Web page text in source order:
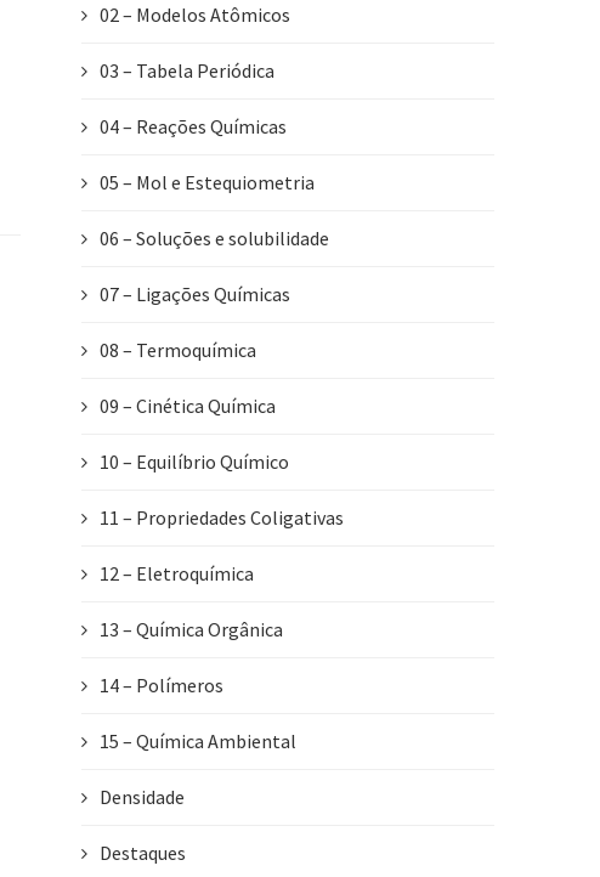
02 – Modelos Atômicos
03 – Tabela Periódica
04 – Reações Químicas
05 – Mol e Estequiometria
06 – Soluções e solubilidade
07 – Ligações Químicas
08 – Termoquímica
09 – Cinética Química
10 – Equilíbrio Químico
11 – Propriedades Coligativas
12 – Eletroquímica
13 – Química Orgânica
14 – Polímeros
15 – Química Ambiental
Densidade
Destaques